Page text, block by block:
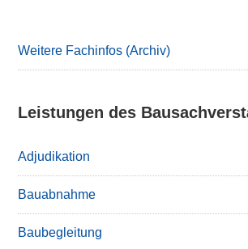
Weitere Fachinfos (Archiv)
Leistungen des
Adjudikation
Bauabnahme
Baubegleitung